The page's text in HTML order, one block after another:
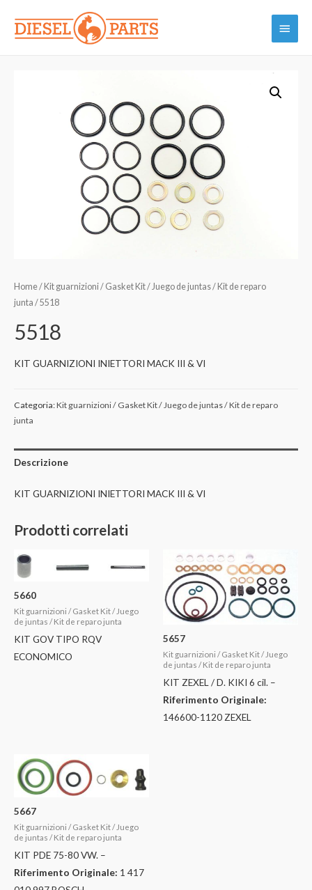
contenuto
Menu
Home/ Kit guarnizioni / Gasket Kit / Juego de juntas / Kit de reparo
junta / 5518
5518
KIT GUARNIZIONI INIETTORI MACK III & VI
Categoria:Kit guarnizioni / Gasket Kit / Juego de juntas / Kit de reparo
junta
Descrizione
KIT GUARNIZIONI INIETTORI MACK III & VI
Prodotti correlati
5660
Kit guarnizioni / Gasket Kit / Juego
de juntas / Kit de reparo junta
KIT GOV TIPO RQV
ECONOMICO
5657
Kit guarnizioni / Gasket Kit / Juego
de juntas / Kit de reparo junta
KIT ZEXEL / D. KIKI 6 cil. –
Riferimento Originale:
146600-1120 ZEXEL
5667
Kit guarnizioni / Gasket Kit / Juego
de juntas / Kit de reparo junta
KIT PDE 75-80 VW. –
Riferimento Originale: 1 417